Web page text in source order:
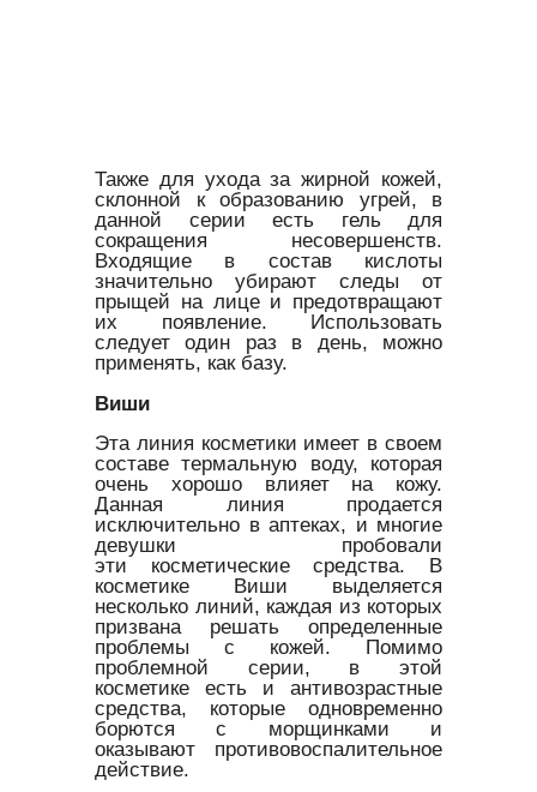
Также для ухода за жирной кожей,
склонной к образованию угрей, в
данной серии есть гель для
сокращения несовершенств.
Входящие в состав кислоты
значительно убирают следы от
прыщей на лице и предотвращают
их появление. Использовать
следует один раз в день, можно
применять, как базу.
Виши
Эта линия косметики имеет в своем
составе термальную воду, которая
очень хорошо влияет на кожу.
Данная линия продается
исключительно в аптеках, и многие
девушки пробовали
эти косметические средства. В
косметике Виши выделяется
несколько линий, каждая из которых
призвана решать определенные
проблемы с кожей. Помимо
проблемной серии, в этой
косметике есть и антивозрастные
средства, которые одновременно
борются с морщинками и
оказывают противовоспалительное
действие.